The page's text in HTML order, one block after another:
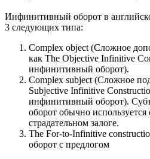
Инфинитивный оборот в
3 следующих типа:
Complex object (Сложное
как The Objective Infinitive
инфинитивный оборот).
Complex subject (Сложное
Subjective Infinitive
инфинитивный оборот).
оборот обычно используется
страдательном залоге.
The For-to-Infinitive
оборот с предлогом